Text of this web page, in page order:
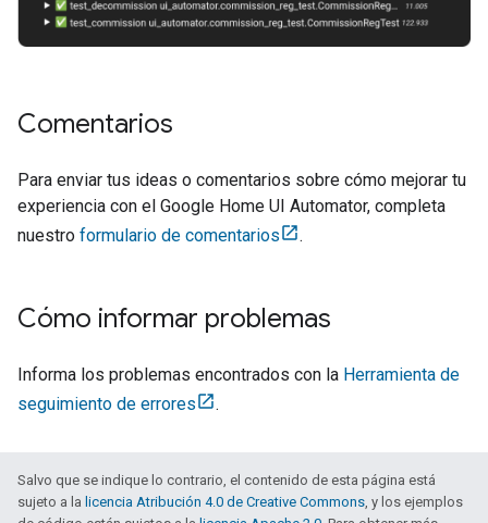
Comentarios
Para enviar tus ideas o comentarios sobre cómo mejorar tu
experiencia con el Google Home UI Automator, completa
nuestro formulario de comentarios .
Cómo informar problemas
Informa los problemas encontrados con la Herramienta de
seguimiento de errores
.
Salvo que se indique lo contrario, el contenido de esta página está
sujeto a la licencia Atribución 4.0 de Creative Commons , y los ejemplos